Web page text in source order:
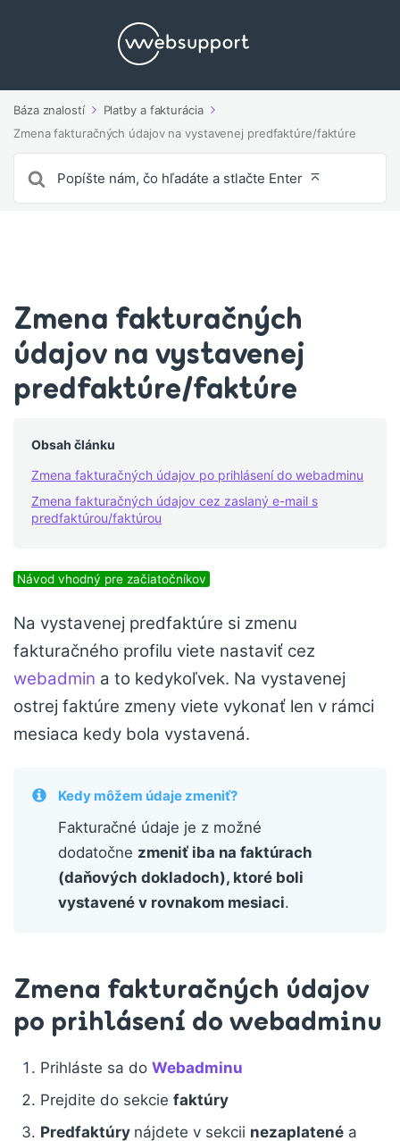
Báza znalostí
Platby a fakturácia
Zmena fakturačných údajov na vystavenej predfaktúre/faktúre
pre
Zmena fakturačných
údajov na vystavenej
predfaktúre/faktúre
Obsah článku
Zmena fakturačných údajov po prihlásení do webadminu
Zmena fakturačných údajov cez zaslaný e-mail s
predfaktúrou/faktúrou
Návod vhodný pre začiatočníkov
Na vystavenej predfaktúre si zmenu
fakturačného profilu viete nastaviť cez
webadmin a to kedykoľvek. Na vystavenej
ostrej faktúre zmeny viete vykonať len v rámci
mesiaca kedy bola vystavená.
Kedy môžem údaje zmeniť?
Fakturačné údaje je z možné
dodatočne zmeniť iba na faktúrach
(daňových dokladoch), ktoré boli
vystavené v rovnakom mesiaci.
Zmena fakturačných údajov
po prihlásení do webadminu
Prihláste sa do Webadminu
Prejdite do sekcie faktúry
Predfaktúry nájdete v sekcii nezaplatené a